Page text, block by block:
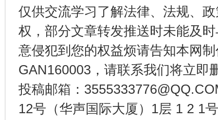
仅供交流学习了解法律、法规、
权，部分文章转发推送时未能及
意侵犯到您的权益烦请告知本网
GAN160003，请联系我们将立即
投稿邮箱：
12号（华声国际大厦）1层 1 2 1